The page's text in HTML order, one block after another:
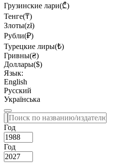
Грузинские лари(₾)
Тенге(₸)
Злоты(zł)
Рубли(₽)
Турецкие лиры(₺)
Гривны(₴)
Доллары($)
Язык:
English
Русский
Українська
Год
Год